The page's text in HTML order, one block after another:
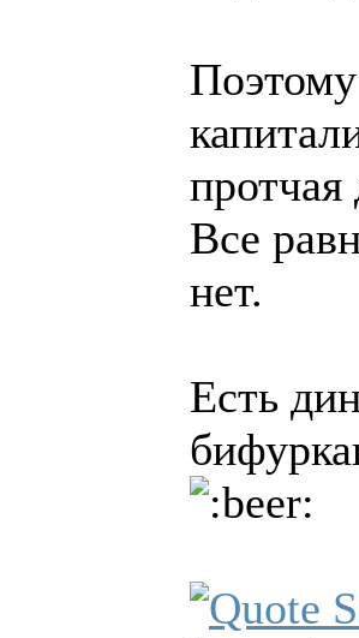
Все
нет.
Есть